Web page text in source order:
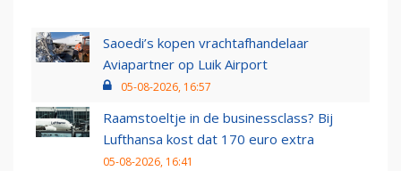
Saoedi’s kopen vrachtafhandelaar
Aviapartner op Luik Airport
05-08-2026, 16:57
Raamstoeltje in de businessclass? Bij
Lufthansa kost dat 170 euro extra
05-08-2026, 16:41